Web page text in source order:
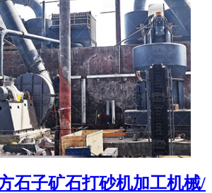
石子矿石打砂机加工机械/